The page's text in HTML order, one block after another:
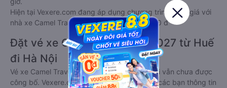
Hiện tại Vexere.com đang áp dụng chương trình giảm giá với
nhà xe Camel Travel với giá vé chỉ từ 500000 đ
Đặt vé xe Camel Travel Tết 2027 từ Huế
đi Hà Nội
Vé xe Camel Travel tết 2027 từ Huế đi Hà Nội vẫn chưa được
công bố. Vexere.com sẽ sớm thông báo cho các bạn thông tin